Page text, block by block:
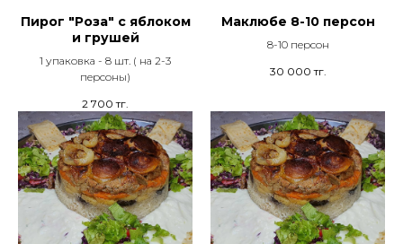
Пирог "Роза" с яблоком
и грушей
1 упаковка - 8 шт. ( на 2-3
персоны)
2 700 тг.
Маклюбе 8-10 персон
8-10 персон
30 000 тг.